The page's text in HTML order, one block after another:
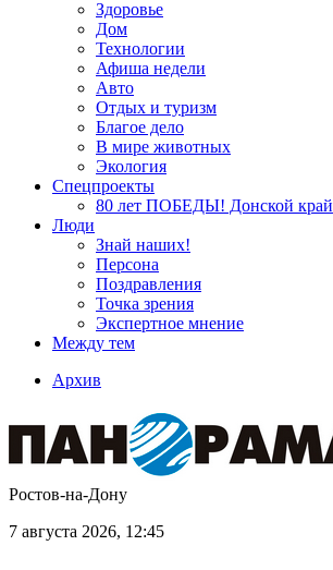
Здоровье
Дом
Технологии
Афиша недели
Авто
Отдых и туризм
Благое дело
В мире животных
Экология
Спецпроекты
80 лет ПОБЕДЫ! Донской край
Люди
Знай наших!
Персона
Поздравления
Точка зрения
Экспертное мнение
Между тем
Архив
Ростов-на-Дону
7 августа 2026, 12:45